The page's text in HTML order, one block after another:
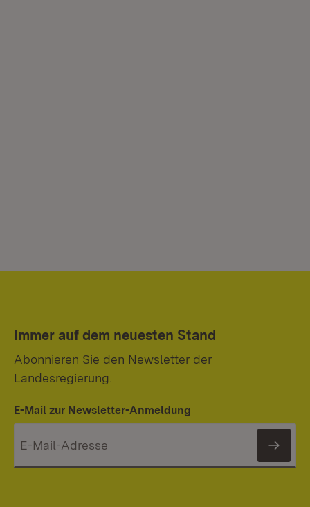
Immer auf dem neuesten Stand
Abonnieren Sie den Newsletter der
Landesregierung.
E-Mail zur Newsletter-Anmeldung